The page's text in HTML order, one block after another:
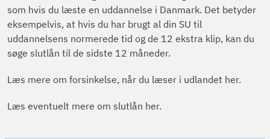
som hvis du læste en uddannelse i Danmark. Det betyder
eksempelvis, at hvis du har brugt al din SU til
uddannelsens normerede tid og de 12 ekstra klip, kan du
søge slutlån til de sidste 12 måneder.
Læs mere om forsinkelse, når du læser i udlandet her.
Læs eventuelt mere om slutlån her.